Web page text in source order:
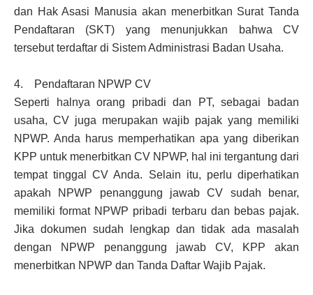
dan Hak Asasi Manusia akan menerbitkan Surat Tanda
Pendaftaran (SKT) yang menunjukkan bahwa CV
tersebut terdaftar di Sistem Administrasi Badan Usaha.
4. Pendaftaran NPWP CV
Seperti halnya orang pribadi dan PT, sebagai badan
usaha, CV juga merupakan wajib pajak yang memiliki
NPWP. Anda harus memperhatikan apa yang diberikan
KPP untuk menerbitkan CV NPWP, hal ini tergantung dari
tempat tinggal CV Anda. Selain itu, perlu diperhatikan
apakah NPWP penanggung jawab CV sudah benar,
memiliki format NPWP pribadi terbaru dan bebas pajak.
Jika dokumen sudah lengkap dan tidak ada masalah
dengan NPWP penanggung jawab CV, KPP akan
menerbitkan NPWP dan Tanda Daftar Wajib Pajak.